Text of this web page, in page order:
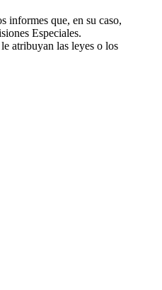
informes que, en su caso,
Especiales.
atribuyan las leyes o los